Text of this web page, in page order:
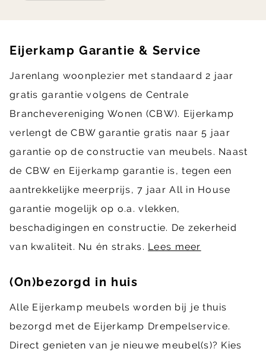
Eijerkamp Garantie & Service
Jarenlang woonplezier met standaard 2 jaar
gratis garantie volgens de Centrale
Branchevereniging Wonen (CBW). Eijerkamp
verlengt de CBW garantie gratis naar 5 jaar
garantie op de constructie van meubels. Naast
de CBW en Eijerkamp garantie is, tegen een
aantrekkelijke meerprijs, 7 jaar All in House
garantie mogelijk op o.a. vlekken,
beschadigingen en constructie. De zekerheid
van kwaliteit. Nu én straks. Lees meer
(On)bezorgd in huis
Alle Eijerkamp meubels worden bij je thuis
bezorgd met de Eijerkamp Drempelservice.
Direct genieten van je nieuwe meubel(s)? Kies